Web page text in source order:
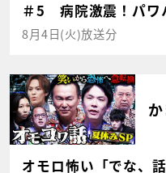
＃5 病院激震！パワ
8月4日(火)放送分
オモロ怖い「でな、